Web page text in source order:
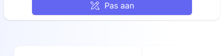
Pas aan